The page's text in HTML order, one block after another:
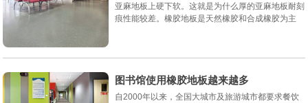
亚麻地板上硬下软。这就是为什么厚的亚麻地板耐刻
痕性能较差。橡胶地板是天然橡胶和合成橡胶为主
图书馆使用橡胶地板越来越多
自2000年以来，全国大城市及旅游城市都要求餐饮